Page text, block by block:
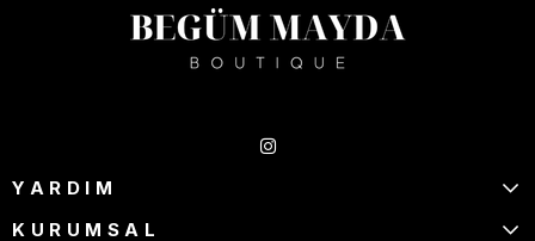
YARDIM
KURUMSAL